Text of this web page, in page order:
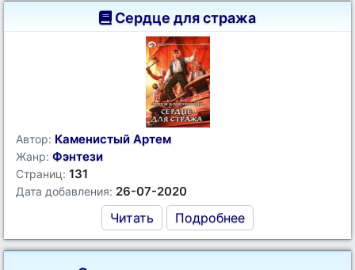
Сердце для стража
Автор: Каменистый Артем
Жанр: Фэнтези
Страниц: 131
Дата добавления: 26-07-2020
Читать Подробнее